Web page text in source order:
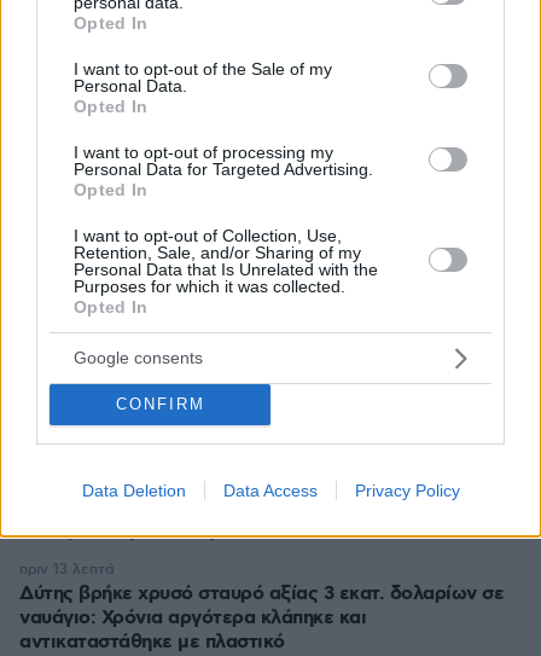
grant or deny consent to Google and its third-party tags to
use your data for below specified purposes in below Google
consent section.
Opted In
I want to opt-out of the Sale of my
Personal Data.
Opted In
I want to opt-out of processing my
Personal Data for Targeted Advertising.
Opted In
I want to opt-out of Collection, Use,
Retention, Sale, and/or Sharing of my
Personal Data that Is Unrelated with the
Purposes for which it was collected.
Opted In
Google consents
CONFIRM
Data Deletion Data Access Privacy Policy
βοηθό AI που αλλάζει τον τρόπο με τον οποίο μαθαίνουν οι
φοιτητές
Η Smart φοιτητική κατοικία στην καρδιά της Αθήνας
03.08.2026, 10:56
Διασκεδάζουμε υπεύθυνα, επιστρέφουμε με ασφάλεια
29.07.2026, 09:39
ΡΟΗ ΕΙΔΗΣΕΩΝ
Ειδήσεις Δημοφιλή Σχολιασμένα
Αντόνιο Μπαντέρας: Η καρδιακή προσβολή ήταν το
καλύτερο πράγμα που μου συνέβη
Μπουλ Τεριέ: Όσα δεν ξέρετε για αυτούς τους
πανέξυπνους σκύλους
πριν 7 λεπτά
Δύτης βρήκε χρυσό σταυρό αξίας 3 εκατ. δολαρίων σε
ναυάγιο: Χρόνια αργότερα κλάπηκε και
αντικαταστάθηκε με πλαστικό
πριν 13 λεπτά